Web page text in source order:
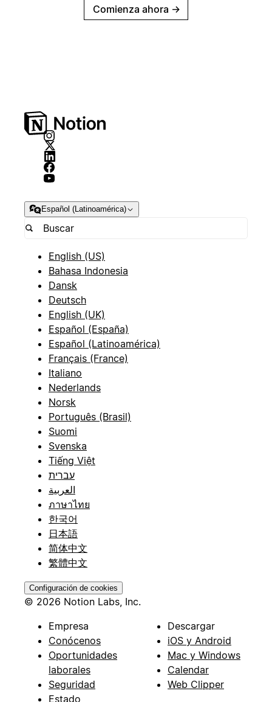
Comienza ahora →
Español (Latinoamérica)
English (US)
Bahasa Indonesia
Dansk
Deutsch
English (UK)
Español (España)
Español (Latinoamérica)
Français (France)
Italiano
Nederlands
Norsk
Português (Brasil)
Suomi
Svenska
Tiếng Việt
עברית
العربية
ภาษาไทย
한국어
日本語
简体中文
繁體中文
Configuración de cookies
© 2026 Notion Labs, Inc.
Empresa
Conócenos
Oportunidades
laborales
Seguridad
Estado
Descargar
iOS y Android
Mac y Windows
Calendar
Web Clipper